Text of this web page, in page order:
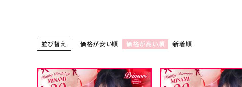
お支払い方法について
並び替え 価格が安い順 価格が高い順 新着順